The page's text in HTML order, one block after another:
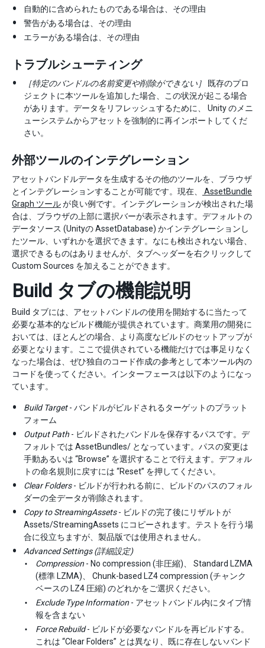
自動的に含められたものである場合は、その理由
警告がある場合は、その理由
エラーがある場合は、その理由
トラブルシューティング
［特定のバンドルの名前変更や削除ができない］
既存のプロ
ジェクトに本ツールを追加した場合、この状況が起こる場合
があります。データをリフレッシュするために、 Unity のメニ
ューシステムからアセットを強制的に再インポートしてくだ
さい。
外部ツールのインテグレーション
アセットバンドルデータを生成するその他のツールを、ブラウザ
とインテグレーションすることが可能です。現在、
AssetBundle
Graph ツールが良い例です。インテグレーションが検出された場
合は、ブラウザの上部に選択バーが表示されます。デフォルトの
データソース (Unityの AssetDatabase) かインテグレーションし
たツール、いずれかを選択できます。なにも検出されない場合、
選択できるものはありませんが、タブヘッダーを右クリックして
Custom Sources を加えることができます。
Build タブの機能説明
Build タブには、アセットバンドルの使用を開始するに当たって
必要な基本的なビルド機能が提供されています。商業用の開発に
おいては、ほとんどの場合、より高度なビルドのセットアップが
必要となります。ここで提供されている機能だけでは事足りなく
なった場合は、ぜひ独自のコード作成の参考として本ツール内の
コードを使ってください。インターフェースは以下のようになっ
ています。
Build Target- バンドルがビルドされるターゲットのプラット
フォーム
Output Path - ビルドされたバンドルを保存するパスです。デ
フォルトでは AssetBundles/ となっています。パスの変更は
手動あるいは “Browse” を選択することで行えます。デフォル
トの命名規則に戻すには “Reset” を押してください。
Clear Folders- ビルドが行われる前に、ビルドのパスのフォル
ダーの全データが削除されます。
Copy to StreamingAssets- ビルドの完了後にリザルトが
Assets/StreamingAssets にコピーされます。テストを行う場
合に役立ちますが、製品版では使用されません。
Advanced Settings (詳細設定)
Compression - No compression (非圧縮)、 Standard LZMA
(標準 LZMA)、 Chunk-based LZ4 compression (チャンク
ベースの LZ4 圧縮) のどれかをご選択ください。
Exclude Type Information - アセットバンドル内にタイプ情
報を含まない
Force Rebuild- ビルドが必要なバンドルを再ビルドする。
これは “Clear Folders” とは異なり、既に存在しないバンド